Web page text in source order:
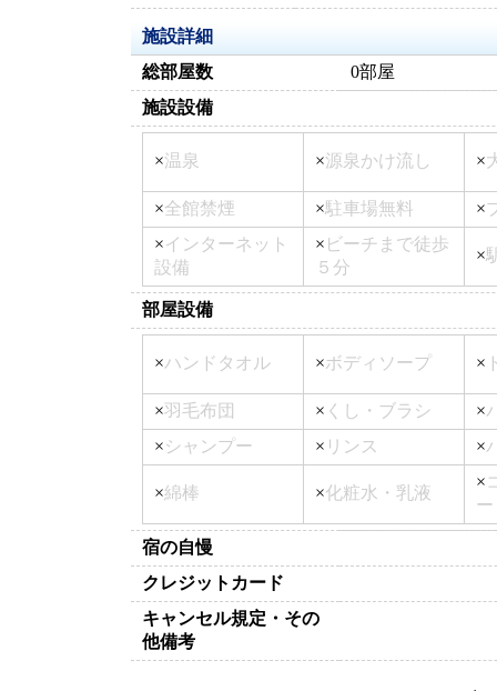
施設詳細
総部屋数
0部屋
施設設備
×温泉 ×源泉かけ流し ×
×全館禁煙 ×駐車場無料 ×
×インターネット
設備
× ビーチまで徒歩
５分
×
部屋設備
×ハンドタオル ×ボディソープ ×
×羽毛布団 × くし・ブラシ ×
×シャンプー × リンス ×
×綿棒 ×化粧水・乳液
×
ー
宿の自慢
クレジットカード
キャンセル規定・その
他備考